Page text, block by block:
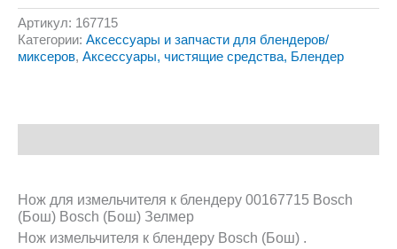
Артикул: 167715
Категории: Аксессуары и запчасти для блендеров/
миксеров, Аксессуары, чистящие средства, Блендер
Нож для измельчителя к блендеру 00167715 Bosch
(Бош) Bosch (Бош) Зелмер
Нож измельчителя к блендеру Bosch (Бош) .